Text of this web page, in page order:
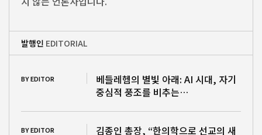
발행인 EDITORIAL
BY EDITOR
베들레헴의 별빛 아래: AI 시대, 자기
중심적 풍조를 비추는…
BY EDITOR
김종인 총장, “한의학으로 선교의 새